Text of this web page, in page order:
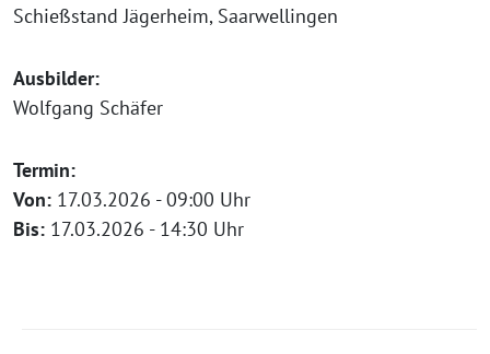
Schießstand Jägerheim, Saarwellingen
Ausbilder:
Wolfgang Schäfer
Termin:
Von: 17.03.2026 - 09:00 Uhr
Bis: 17.03.2026 - 14:30 Uhr